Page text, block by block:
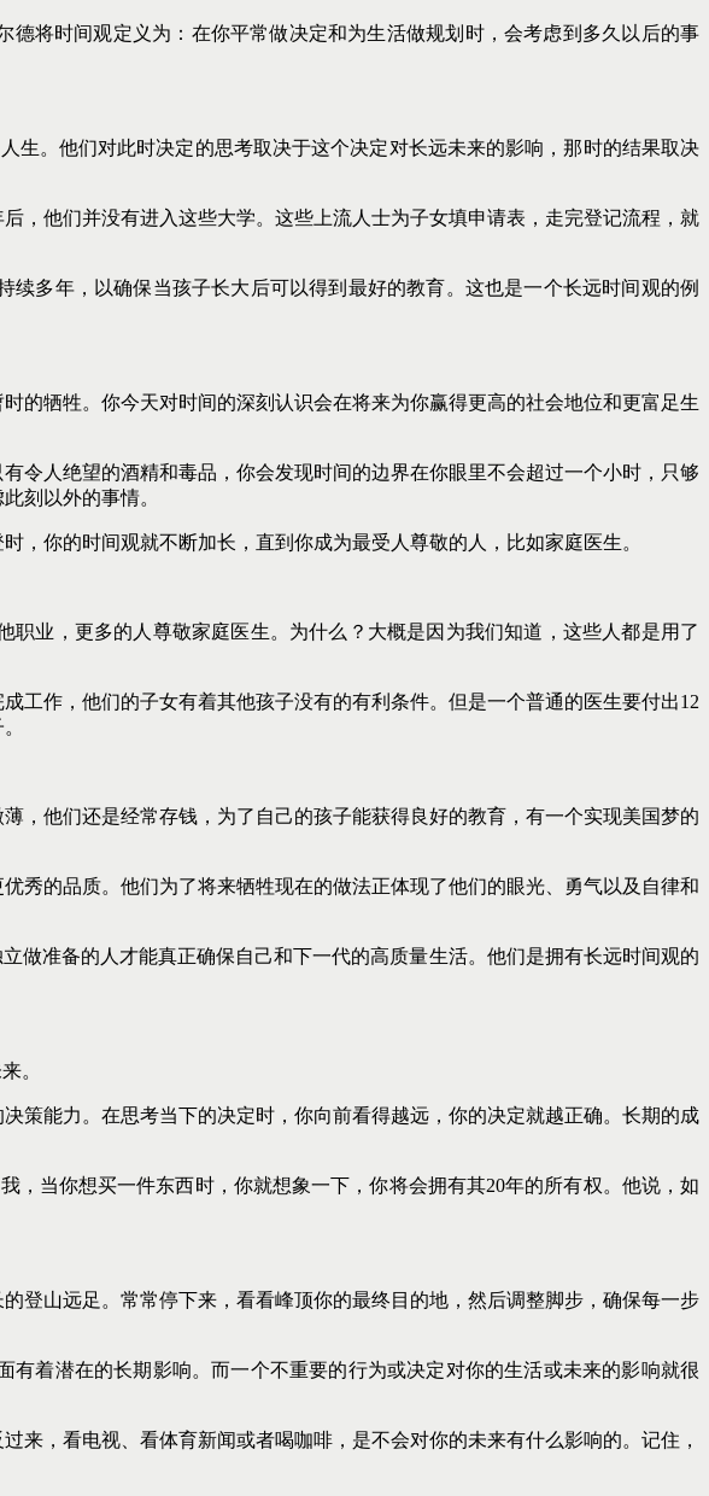
将时间观定义为：在你平常做决定和为生活做规划时，会考虑到多久以后的事
生。他们对此时决定的思考取决于这个决定对长远未来的影响，那时的结果取决
，他们并没有进入这些大学。这些上流人士为子女填申请表，走完登记流程，就
多年，以确保当孩子长大后可以得到最好的教育。这也是一个长远时间观的例
的牺牲。你今天对时间的深刻认识会在将来为你赢得更高的社会地位和更富足生
令人绝望的酒精和毒品，你会发现时间的边界在你眼里不会超过一个小时，只够
刻以外的事情。
你的时间观就不断加长，直到你成为最受人尊敬的人，比如家庭医生。
业，更多的人尊敬家庭医生。为什么？大概是因为我们知道，这些人都是用了
工作，他们的子女有着其他孩子没有的有利条件。但是一个普通的医生要付出12
，他们还是经常存钱，为了自己的孩子能获得良好的教育，有一个实现美国梦的
秀的品质。他们为了将来牺牲现在的做法正体现了他们的眼光、勇气以及自律和
做准备的人才能真正确保自己和下一代的高质量生活。他们是拥有长远时间观的
。
策能力。在思考当下的决定时，你向前看得越远，你的决定就越正确。长期的成
当你想买一件东西时，你就想象一下，你将会拥有其20年的所有权。他说，如
登山远足。常常停下来，看看峰顶你的最终目的地，然后调整脚步，确保每一步
着潜在的长期影响。而一个不重要的行为或决定对你的生活或未来的影响就很
，看电视、看体育新闻或者喝咖啡，是不会对你的未来有什么影响的。记住，